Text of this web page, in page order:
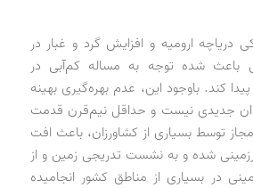
دریاچه ارومیه و افزایش گرد و غبار در
باعث شده توجه به مساله کم‌آبی در
کند. باوجود این، عدم بهره‌گیری بهینه
جدیدی نیست و حداقل نیم‌قرن قدمت
توسط بسیاری از کشاورزان، باعث افت
شده و به نشست تدریجی زمین و از
در بسیاری از مناطق کشور انجامیده